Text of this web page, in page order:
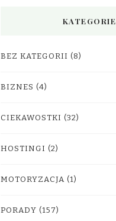
KATEGORIE
BEZ KATEGORII (8)
BIZNES (4)
CIEKAWOSTKI (32)
HOSTINGI (2)
MOTORYZACJA (1)
PORADY (157)